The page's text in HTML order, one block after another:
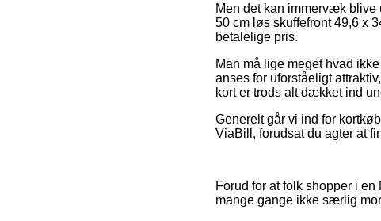
Men det kan immervæk blive
50 cm løs skuffefront 49,6 x
betalelige pris.
Man må lige meget hvad
anses for uforståeligt
kort er trods alt dækket ind
Generelt går vi ind for
ViaBill, forudsat du agter at
Forud for at folk shopper i
mange gange ikke særlig